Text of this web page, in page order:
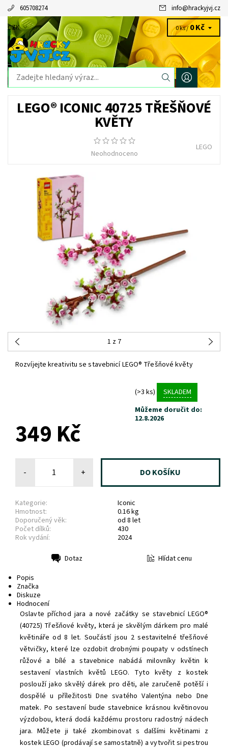
605708274 info@hrackyjvj.cz
CZK 0 ks /0 Kč
LEGO® ICONIC 40725 TŘEŠŇOVÉ
KVĚTY
Neohodnoceno
LEGO
1 z 7
Rozvíjejte kreativitu se stavebnicí LEGO® Třešňové květy
(>3 ks)
SKLADEM
Můžeme doručit do:
12.8.2026
349 Kč
- +
Kategorie:
Iconic
Hmotnost:
0.16 kg
Doporučený věk:
od 8 let
Počet dílků:
430
Rok vydání:
2024
Dotaz
Hlídat cenu
Popis
Značka
Diskuze
Hodnocení
Oslavte příchod jara a nové začátky se stavebnicí LEGO®
(40725) Třešňové květy, která je skvělým dárkem pro malé
květináře od 8 let. Součástí jsou 2 sestavitelné třešňové
větvičky, které lze ozdobit drobnými poupaty v odstínech
růžové a bílé a stavebnice nabádá milovníky květin k
sestavení vlastních květů LEGO. Tyto květy z kostek
poslouží jako skvělý dárek pro děti, ale zaručeně potěší i
dospělé u příležitosti Dne svatého Valentýna nebo Dne
matek. Po sestavení bude stavebnice krásnou květinovou
výzdobou, která dodá každému prostoru radostný nádech
jara. Můžete ji také zkombinovat s dalšími květinami z
kostek LEGO (prodávají se samostatně) a vytvořit si pestrou